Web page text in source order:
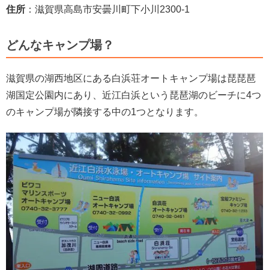
住所 ：滋賀県高島市安曇川町下小川2300-1
どんなキャンプ場？
滋賀県の湖西地区にある白浜荘オートキャンプ場は琵琵琶
湖国定公園内にあり、近江白浜という琵琶湖のビーチに4つ
のキャンプ場が隣接する中の1つとなります。